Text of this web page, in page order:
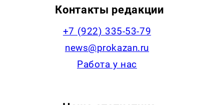
Контакты редакции
+7 (922) 335-53-79
news@prokazan.ru
Работа у нас